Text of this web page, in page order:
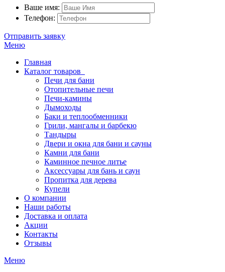
Ваше имя:
Телефон:
Отправить заявку
Меню
Главная
Каталог товаров
Печи для бани
Отопительные печи
Печи-камины
Дымоходы
Баки и теплообменники
Грили, мангалы и барбекю
Тандыры
Двери и окна для бани и сауны
Камни для бани
Каминное печное литье
Аксессуары для бань и саун
Пропитка для дерева
Купели
О компании
Наши работы
Доставка и оплата
Акции
Контакты
Отзывы
Меню